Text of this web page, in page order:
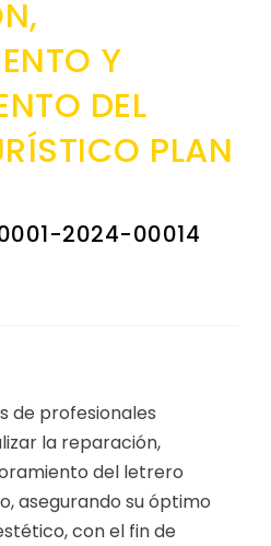
y Ordenamiento Territorial -
- PAC
- POA
Y
DEL
PLAN
2024-00014
de profesionales
la reparación,
del letrero
asegurando su óptimo
con el fin de